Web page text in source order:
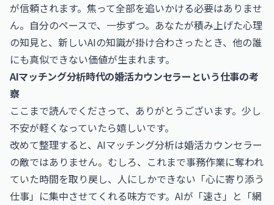
が信頼されます。焦って全部を追いかける必要はありませ
ん。自分のペースで、一歩ずつ。あなたが積み上げた心理
の知見と、新しいAIの知識が掛け合わさったとき、他の誰
にも真似できない価値が生まれます。
AIマッチング分析時代の婚活カウンセラーという仕事の考
察
ここまで読んでくださって、ありがとうございます。少し
不安が軽くなっていたら嬉しいです。
改めて整理すると、AIマッチング分析は婚活カウンセラー
の敵ではありません。むしろ、これまで事務作業に奪われ
ていた時間を取り戻し、人にしかできない「心に寄り添う
仕事」に集中させてくれる味方です。AIが「速さ」と「網